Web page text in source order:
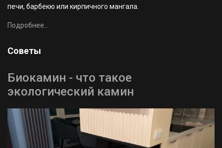
печи, барбекю или кирпичного мангала.
Подробнее...
Советы
Биокамин - что такое
экологический камин